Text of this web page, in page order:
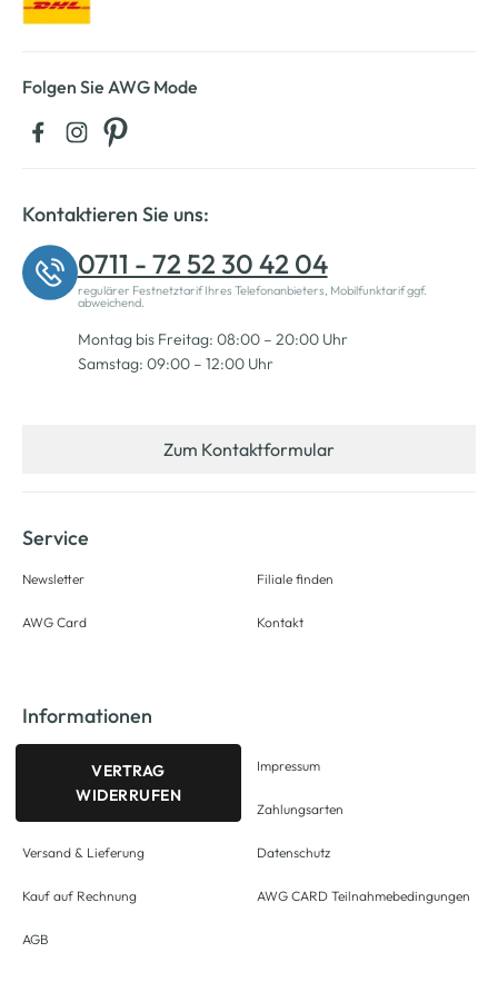
Folgen Sie AWG Mode
Kontaktieren Sie uns:
0711 - 72 52 30 42 04
regulärer Festnetztarif Ihres Telefonanbieters, Mobilfunktarif ggf.
abweichend.
Montag bis Freitag: 08:00 – 20:00 Uhr
Samstag: 09:00 – 12:00 Uhr
Zum Kontaktformular
Service
Newsletter
AWG Card
Filiale finden
Kontakt
Informationen
VERTRAG
WIDERRUFEN
Versand & Lieferung
Kauf auf Rechnung
AGB
Impressum
Zahlungsarten
Datenschutz
AWG CARD Teilnahmebedingungen